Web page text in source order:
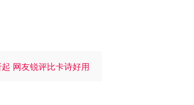
网友锐评比卡诗好用